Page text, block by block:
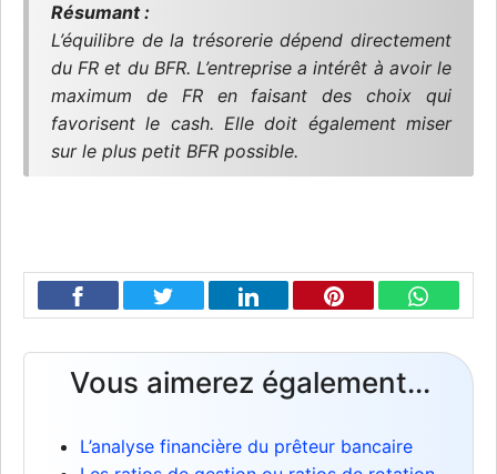
Résumant :
L’équilibre de la trésorerie dépend directement
du FR et du BFR. L’entreprise a intérêt à avoir le
maximum de FR en faisant des choix qui
favorisent le cash. Elle doit également miser
sur le plus petit BFR possible.
Vous aimerez également...
L’analyse financière du prêteur bancaire